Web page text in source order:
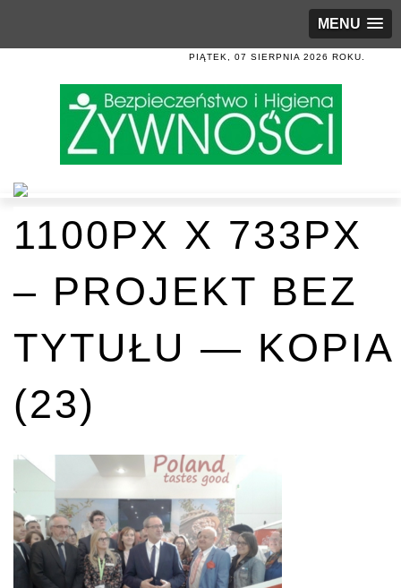
MENU
PIĄTEK, 07 SIERPNIA 2026 ROKU.
1100PX X 733PX
– PROJEKT BEZ
TYTUŁU — KOPIA
(23)